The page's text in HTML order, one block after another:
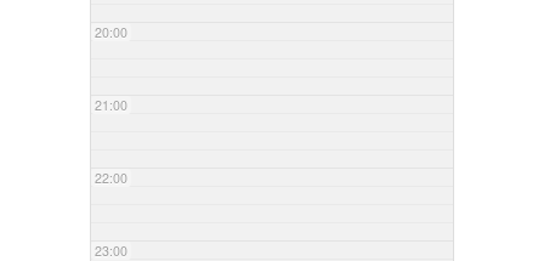
20:00
21:00
22:00
23:00